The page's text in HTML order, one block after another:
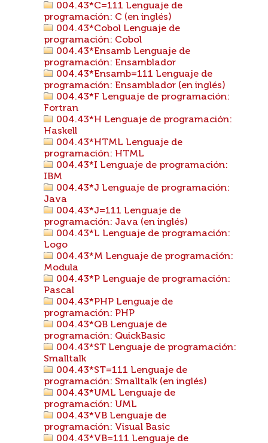
004.43*C=111 Lenguaje de
programación: C (en inglés)
004.43*Cobol Lenguaje de
programación: Cobol
004.43*Ensamb Lenguaje de
programación: Ensamblador
004.43*Ensamb=111 Lenguaje de
programación: Ensamblador (en inglés)
004.43*F Lenguaje de programación:
Fortran
004.43*H Lenguaje de programación:
Haskell
004.43*HTML Lenguaje de
programación: HTML
004.43*I Lenguaje de programación:
IBM
004.43*J Lenguaje de programación:
Java
004.43*J=111 Lenguaje de
programación: Java (en inglés)
004.43*L Lenguaje de programación:
Logo
004.43*M Lenguaje de programación:
Modula
004.43*P Lenguaje de programación:
Pascal
004.43*PHP Lenguaje de
programación: PHP
004.43*QB Lenguaje de
programación: QuickBasic
004.43*ST Lenguaje de programación:
Smalltalk
004.43*ST=111 Lenguaje de
programación: Smalltalk (en inglés)
004.43*UML Lenguaje de
programación: UML
004.43*VB Lenguaje de
programación: Visual Basic
004.43*VB=111 Lenguaje de